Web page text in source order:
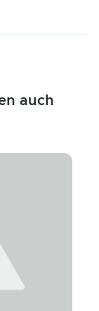
auch